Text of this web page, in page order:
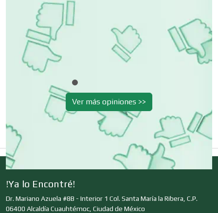
Cibercafés
Clínicas de Belleza
Clínicas de Rehabilitación
Clínicas y Hospitales
Clubes Deportivos
Cocinas Integrales
Ver más opiniones >>
!Ya lo Encontré!
Dr. Mariano Azuela #8B - Interior 1 Col. Santa María la Ribera, C.P.
06400 Alcaldía Cuauhtémoc, Ciudad de México